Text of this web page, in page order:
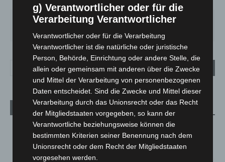
FR. SA. SO. MO.
Aktuelle Beiträge
Brand im „Haus der Begegnung“ in Neuwarmbüchen schnell
eingedämmt
6. August 2026
g) Verantwortlicher oder für die
Verarbeitung Verantwortlicher
Verantwortlicher oder für die Verarbeitung
Verantwortlicher ist die natürliche oder juristische
Person, Behörde, Einrichtung oder andere Stelle, die
allein oder gemeinsam mit anderen über die Zwecke
und Mittel der Verarbeitung von personenbezogenen
Daten entscheidet. Sind die Zwecke und Mittel dieser
Verarbeitung durch das Unionsrecht oder das Recht
der Mitgliedstaaten vorgegeben, so kann der
Verantwortliche beziehungsweise können die
bestimmten Kriterien seiner Benennung nach dem
Unionsrecht oder dem Recht der Mitgliedstaaten
vorgesehen werden.